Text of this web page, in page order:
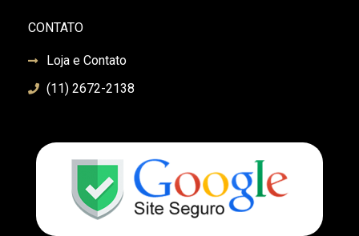
CONTATO
Loja e Contato
(11) 2672-2138